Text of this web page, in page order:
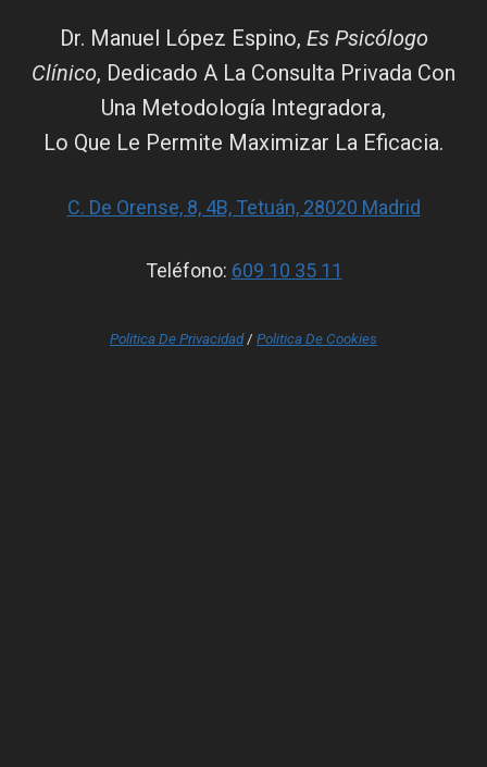
Dr. Manuel López Espino, Es Psicólogo
Clínico, Dedicado A La Consulta Privada Con
Una Metodología Integradora,
Lo Que Le Permite Maximizar La Eficacia.
C. De Orense, 8, 4B, Tetuán, 28020 Madrid
Teléfono: 609 10 35 11
Politica De Privacidad/ Politica De Cookies